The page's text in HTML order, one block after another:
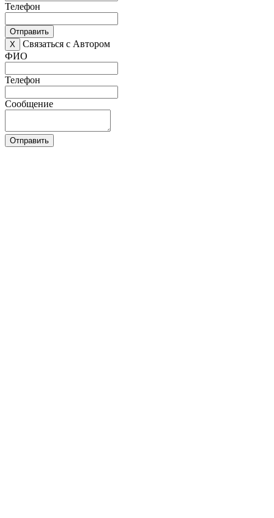
Телефон
Отправить
X
Связаться с Автором
ФИО
Телефон
Сообщение
Отправить